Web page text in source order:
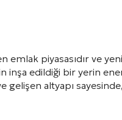
emlak piyasasıdır ve
inşa edildiği bir yerin
gelişen altyapı